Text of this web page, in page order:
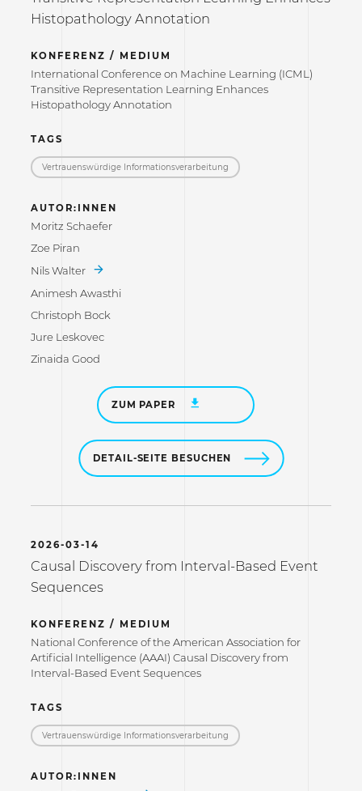
Histopathology Annotation
KONFERENZ / MEDIUM
International Conference on Machine Learning (ICML)
Transitive Representation Learning Enhances
Histopathology Annotation
TAGS
Vertrauenswürdige Informations­verarbeitung
AUTOR:INNEN
Moritz Schaefer
Zoe Piran
Nils Walter
Animesh Awasthi
Christoph Bock
Jure Leskovec
Zinaida Good
ZUM PAPER
DETAIL-SEITE BESUCHEN
2026-03-14
Causal Discovery from Interval-Based Event
Sequences
KONFERENZ / MEDIUM
National Conference of the American Association for
Artificial Intelligence (AAAI) Causal Discovery from
Interval-Based Event Sequences
TAGS
Vertrauenswürdige Informations­verarbeitung
AUTOR:INNEN